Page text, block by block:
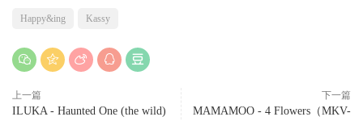
Happy&ing Kassy
上一篇
ILUKA - Haunted One (the wild)
下一篇
MAMAMOO - 4 Flowers（MKV-